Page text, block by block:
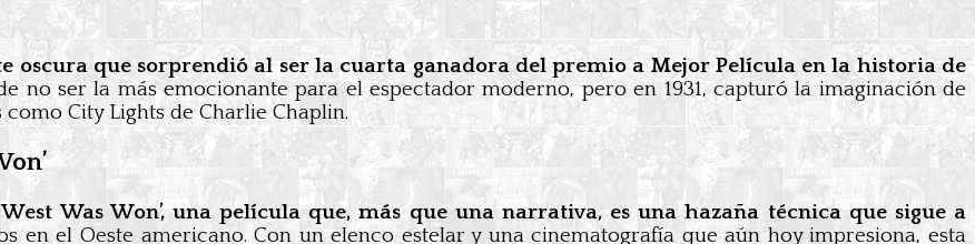
oscura que sorprendió al ser la cuarta ganadora del premio a Mejor Película en la historia de
no ser la más emocionante para el espectador moderno, pero en 1931, capturó la imaginación de
City Lights de Charlie Chaplin.
Was Won’, una película que, más que una narrativa, es una hazaña técnica que sigue a
en el Oeste americano. Con un elenco estelar y una cinematografía que aún hoy impresiona, esta